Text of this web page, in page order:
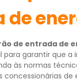
de
de entrada de
para garantir que a
às normas
concessionárias de